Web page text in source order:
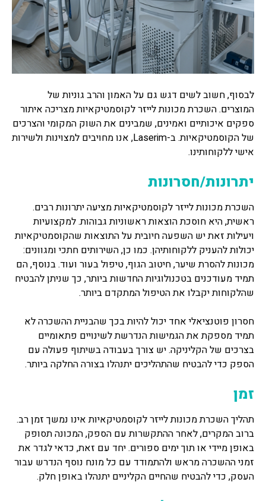
לבסוף, חשוב לשים דגש גם על האמון והרב גוניות של
המוצרים. השכרת מכונות לייזר לקוסמטיקאיות מצריכה איתור
ספקים איכותיים ואמינים, שמבינים את השוק המקומי והצרכים
של הקוסמטיקאיות. ב-Laserim, אנו מחויבים למצוינות ולשירות
אישי ללקוחותינו.
יתרונות/חסרונות
השכרת מכונות לייזר לקוסמטיקאיות מציעה יתרונות רבים.
ראשית, היא חוסכת הוצאות ראשוניות גבוהות. למקצועיות
ויעילות זאת יש השפעה חיובית על התוצאות שהקוסמטיקאיות
יכולות להעניק ללקוחותיהן. כמו כן, השירותים חתכי ומגוונים:
מכונות להסרת שיער, חיטוב הגוף, טיפול בעור ועוד. בנוסף, הם
תמיד מעודכנים בטכנולוגיות החדשות ביותר, כך שניתן להבטיח
שהלקוחות יקבלו את הטיפול המתקדם ביותר.
חסרון פוטנציאלי אחד יכול להיות בכך שהבניית ההשכרה לא
תמיד מספקת את הגמישות הנדרשת לשינויים פתאומיים
בצרכים של הקליניקה. יש צורך בעבודה בשיתוף פעולה עם
הספק כדי להבטיח שהתהליכים יתנהלו בצורה החלקה ביותר.
זמן
תהליך השכרת מכונות לייזר לקוסמטיקאיות אינו נמשך זמן רב.
ברוב המקרים, לאחר ההתקשרות עם הספק, המכונה תסופק
באופן מיידי או תוך ימים ספורים. יחד עם זאת, כדאי לגדר את
זמני ההשכרה מראש ולהתמודד עם כל מונח נוסף הנדרש עבור
העסק, כדי להבטיח שהחיים הקליניים יתנהלו באופן חלק.